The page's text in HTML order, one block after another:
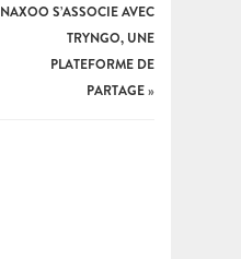
NAXOO S’ASSOCIE AVEC
TRYNGO, UNE
PLATEFORME DE
PARTAGE»